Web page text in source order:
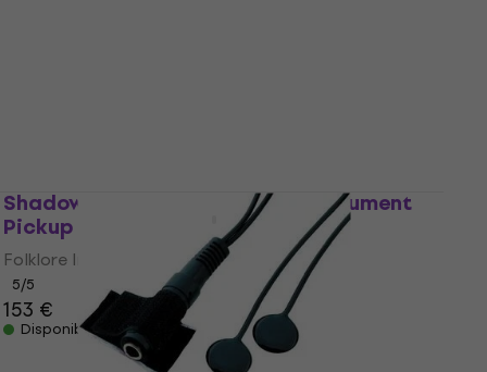
Shadow SH 965 NFX Folklore Instrument
Pickup
Folklore Instrument Pickup
5/5
153 €
Disponibile